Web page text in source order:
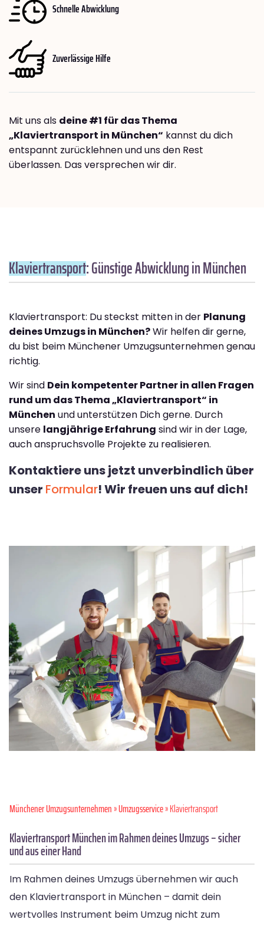
Schnelle Abwicklung
Zuverlässige Hilfe
Mit uns als deine #1 für das Thema
„Klaviertransport in München“ kannst du dich
entspannt zurücklehnen und uns den Rest
überlassen. Das versprechen wir dir.
Klaviertransport: Günstige Abwicklung in München
Klaviertransport: Du steckst mitten in der Planung
deines Umzugs in München?Wir helfen dir gerne,
du bist beim Münchener Umzugsunternehmen genau
richtig.
Wir sind Dein kompetenter Partner in allen Fragen
rund um das Thema „Klaviertransport“ in
München und unterstützen Dich gerne. Durch
unsere langjährige Erfahrung sind wir in der Lage,
auch anspruchsvolle Projekte zu realisieren.
Kontaktiere uns jetzt unverbindlich über
unser Formular! Wir freuen uns auf dich!
Münchener Umzugsunternehmen»Umzugsservice» Klaviertransport
Klaviertransport München im Rahmen deines Umzugs – sicher
und aus einer Hand
Im Rahmen deines Umzugs übernehmen wir auch
den Klaviertransport in München – damit dein
wertvolles Instrument beim Umzug nicht zum